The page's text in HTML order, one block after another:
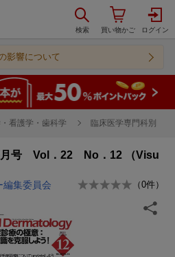
影響について
看護学・歯科学 臨床医学専門科別
号 Vol．22 No．12 （Visu
編集委員会 （0件）